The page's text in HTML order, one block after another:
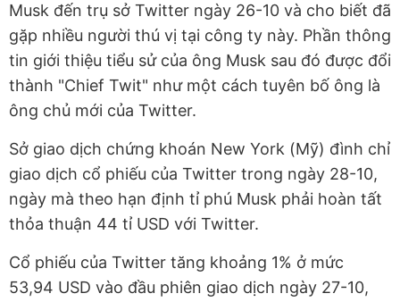
Musk đến trụ sở Twitter ngày 26-10 và cho biết đã
gặp nhiều người thú vị tại công ty này. Phần thông
tin giới thiệu tiểu sử của ông Musk sau đó được đổi
thành "Chief Twit" như một cách tuyên bố ông là
ông chủ mới của Twitter.
Sở giao dịch chứng khoán New York (Mỹ) đình chỉ
giao dịch cổ phiếu của Twitter trong ngày 28-10,
ngày mà theo hạn định tỉ phú Musk phải hoàn tất
thỏa thuận 44 tỉ USD với Twitter.
Cổ phiếu của Twitter tăng khoảng 1% ở mức
53,94 USD vào đầu phiên giao dịch ngày 27-10,